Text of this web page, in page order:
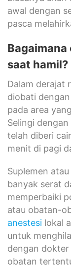
awal dengan
pasca
saat hamil?
Dalam derajat
diobati
pada area
Selingi
telah diberi
menit di pagi
Suplemen
banyak serat
memperbaiki
atau obatan-
anestesi lokal
untuk
dengan
obatan